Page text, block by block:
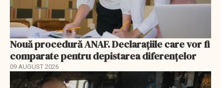
Nouă procedură ANAF. Declarațiile care vor fi
comparate pentru depistarea diferențelor
09 AUGUST 2026